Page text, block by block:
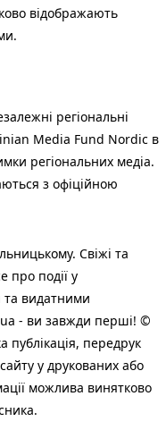
відображають
регіональні
Media Fund Nordic в
регіональних медіа.
з офіційною
Свіжі та
про події у
та видатними
- ви завжди перші! ©
публiкацiя, передрук
у друкованих або
можлива винятково